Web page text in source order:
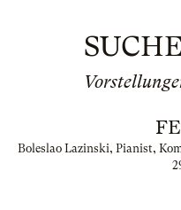
Boleslao Lazinski, Pianist,